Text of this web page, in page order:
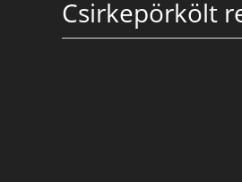
Csirkepörkölt